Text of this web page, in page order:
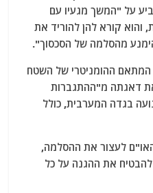
על "המשך מגעיו עם
והוא קורא להן להוריד את
מהסלמה של הסכסוך".
מקום המתאם ההומניטרי של השטח
דאגתה מ"ההתגברות
בגדה המערבית, כולל
לעצור את ההסלמה,
את ההגנה על כל